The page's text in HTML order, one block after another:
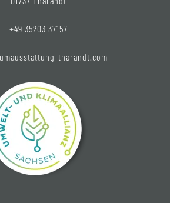
+49 35203 37157
tharandt.com